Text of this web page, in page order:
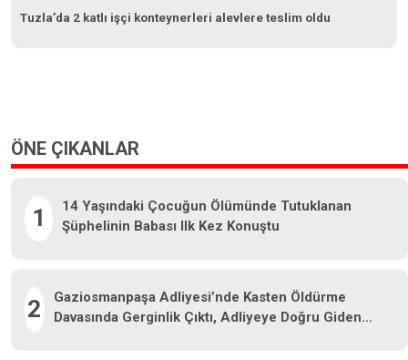
Tuzla’da 2 katlı işçi konteynerleri alevlere teslim oldu
ÖNE ÇIKANLAR
1
14 Yaşındaki Çocuğun Ölümünde Tutuklanan
Şüphelinin Babası Ilk Kez Konuştu
2
Gaziosmanpaşa Adliyesi’nde Kasten Öldürme
Davasında Gerginlik Çıktı, Adliyeye Doğru Giden